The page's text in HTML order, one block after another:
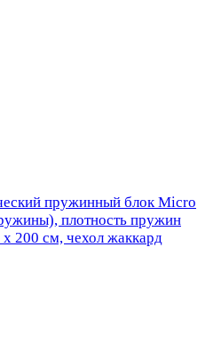
пружинный блок Micro
плотность пружин
200 см, чехол жаккард